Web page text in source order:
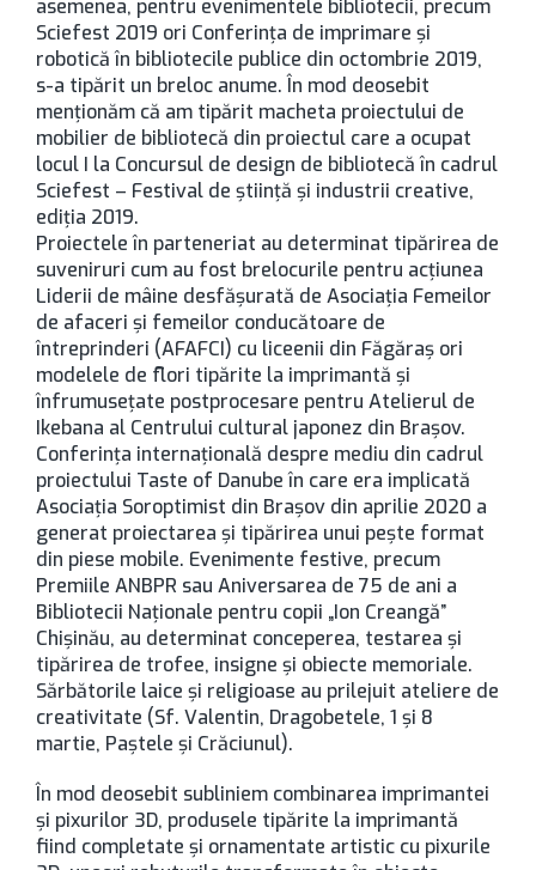
asemenea, pentru evenimentele bibliotecii, precum
Sciefest 2019 ori Conferința de imprimare și
robotică în bibliotecile publice din octombrie 2019,
s-a tipărit un breloc anume. În mod deosebit
menționăm că am tipărit macheta proiectului de
mobilier de bibliotecă din proiectul care a ocupat
locul I la Concursul de design de bibliotecă în cadrul
Sciefest – Festival de știință și industrii creative,
ediția 2019.
Proiectele în parteneriat au determinat tipărirea de
suveniruri cum au fost brelocurile pentru acțiunea
Liderii de mâine desfășurată de Asociația Femeilor
de afaceri și femeilor conducătoare de
întreprinderi (AFAFCI) cu liceenii din Făgăraș ori
modelele de flori tipărite la imprimantă și
înfrumusețate postprocesare pentru Atelierul de
Ikebana al Centrului cultural japonez din Brașov.
Conferința internațională despre mediu din cadrul
proiectului Taste of Danube în care era implicată
Asociația Soroptimist din Brașov din aprilie 2020 a
generat proiectarea și tipărirea unui pește format
din piese mobile. Evenimente festive, precum
Premiile ANBPR sau Aniversarea de 75 de ani a
Bibliotecii Naționale pentru copii „Ion Creangă”
Chișinău, au determinat conceperea, testarea și
tipărirea de trofee, insigne și obiecte memoriale.
Sărbătorile laice și religioase au prilejuit ateliere de
creativitate (Sf. Valentin, Dragobetele, 1 și 8
martie, Paștele și Crăciunul).
În mod deosebit subliniem combinarea imprimantei
și pixurilor 3D, produsele tipărite la imprimantă
fiind completate și ornamentate artistic cu pixurile